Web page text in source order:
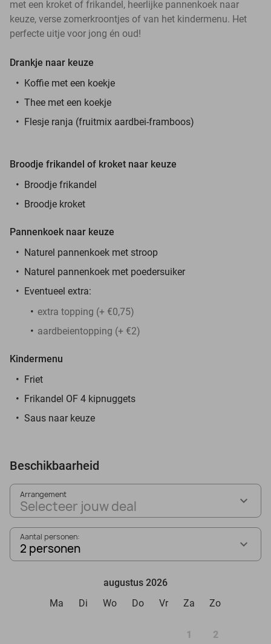
met een kroket of frikandel, heerlijke pannenkoek naar
keuze, verse zomerkroontjes of van het kindermenu. Het
perfecte uitje voor jong én oud!
Drankje naar keuze
Koffie met een koekje
Thee met een koekje
Flesje ranja (fruitmix aardbei-framboos)
Broodje frikandel of kroket naar keuze
Broodje frikandel
Broodje kroket
Pannenkoek naar keuze
Naturel pannenkoek met stroop
Naturel pannenkoek met poedersuiker
Eventueel extra:
extra topping (+ €0,75)
aardbeientopping (+ €2)
Kindermenu
Friet
Frikandel OF 4 kipnuggets
Saus naar keuze
Beschikbaarheid
Arrangement
Selecteer jouw deal
Aantal personen:
2 personen
augustus 2026
Ma
Di Wo Do Vr Za Zo
1 2